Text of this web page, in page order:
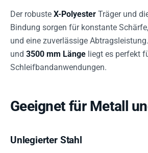
Der robuste X-Polyester Träger und
Bindung sorgen für konstante
und eine zuverlässige
und 3500 mm Länge liegt es perfekt
Schleifbandanwendungen.
Geeignet für Metall
Unlegierter Stahl